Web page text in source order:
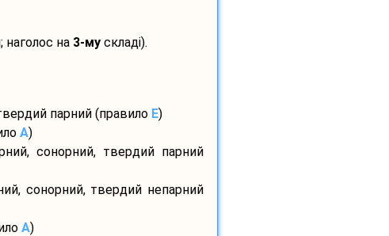
наголос на 3-мускладі).
парний (правило E)
A)
сонорний, твердий парний
сонорний, твердий непарний
A)